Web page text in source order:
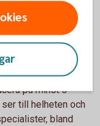
av
på minst 5
till helheten och
bland